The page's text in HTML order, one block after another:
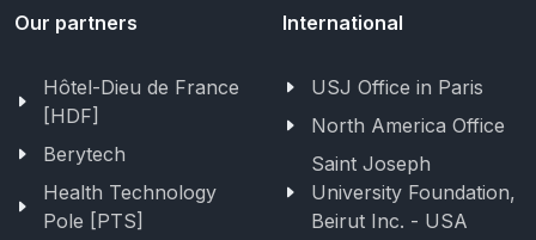
Our partners
Hôtel-Dieu de France
[HDF]
Berytech
Health Technology
Pole [PTS]
International
USJ Office in Paris
North America Office
Saint Joseph
University Foundation,
Beirut Inc. - USA